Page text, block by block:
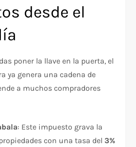
desde el
poner la llave en la puerta, el
ya genera una cadena de
a muchos compradores
: Este impuesto grava la
con una tasa del3%